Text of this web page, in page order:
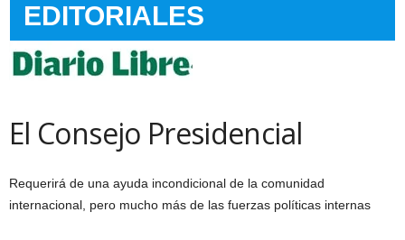
EDITORIALES
El Consejo Presidencial
Requerirá de una ayuda incondicional de la comunidad
internacional, pero mucho más de las fuerzas políticas internas